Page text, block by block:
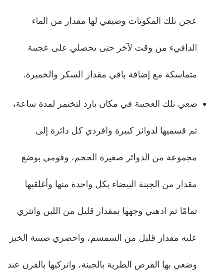
عجن تلك المكونات وضيفي لها مقدار من الماء
الدافيء من وقت لآخر حتى تحصلي على عجينة
متماسكة مع إضافة باقي مقدار السكر والخميرة.
ضعي تلك العجينة في مكان بارد لتختمر لمدة ساعة،
ثم قسميها لدوائر كبيرة وافردي كل دائرة إلى
مجموعة من الدوائر صغيرة الحجم، وقومي بوضع
مقدار من الجبنة البيضاء بكل واحدة منها وأغلقيها
تمامًا ثم ادهني وجهها بمقدار قليل من اللبن وانثري
عليه مقدار قليل من السمسم، واحضري صينية الخبز
وضعي بها القرص الطرية بالجبنة، واتركيها بالفرن عند